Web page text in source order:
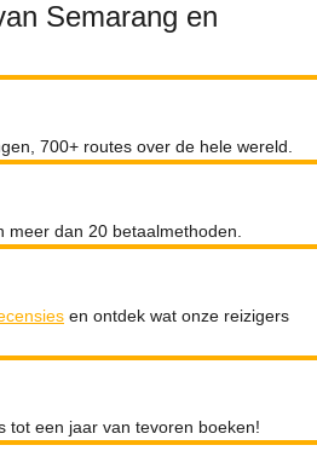
Semarang en
700+ routes over de hele wereld.
dan 20 betaalmethoden.
en ontdek wat onze reizigers
tot een jaar van tevoren boeken!